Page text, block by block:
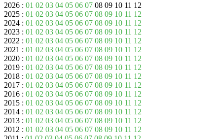
2026 : 01 02 03 04 05 06 07 08 09 10 11 12
2025 : 01 02 03 04 05 06 07 08 09 10 11 12
2024 : 01 02 03 04 05 06 07 08 09 10 11 12
2023 : 01 02 03 04 05 06 07 08 09 10 11 12
2022 : 01 02 03 04 05 06 07 08 09 10 11 12
2021 : 01 02 03 04 05 06 07 08 09 10 11 12
2020 : 01 02 03 04 05 06 07 08 09 10 11 12
2019 : 01 02 03 04 05 06 07 08 09 10 11 12
2018 : 01 02 03 04 05 06 07 08 09 10 11 12
2017 : 01 02 03 04 05 06 07 08 09 10 11 12
2016 : 01 02 03 04 05 06 07 08 09 10 11 12
2015 : 01 02 03 04 05 06 07 08 09 10 11 12
2014 : 01 02 03 04 05 06 07 08 09 10 11 12
2013 : 01 02 03 04 05 06 07 08 09 10 11 12
2012 : 01 02 03 04 05 06 07 08 09 10 11 12